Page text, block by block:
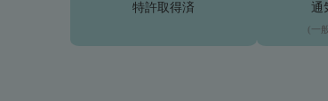
特許取得済 通
(一